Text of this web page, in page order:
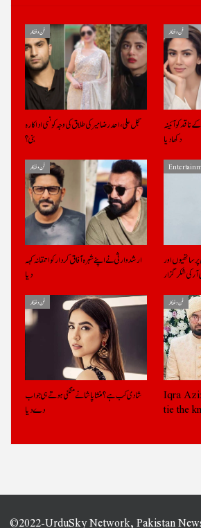
فن و فنکار
سجل علی، احد رضا میر کی طلاق کی وجہ کونسی اداکارہ
بنی؟
فن و فنکار
کو آئینہ
دکھادیا
فن و فنکار
ارشد وارثی نے اپنے شہرہ آفاق کردار کو احمقانہ کہہ
دیا
ساتھیوں اور
کی شکر گزار
فن و فنکار
شادی کب ہے؟ منشا پاشا نے منگنی ہوتے ہی جواب
دے دیا
فن و فنکار
Iqra
tie the
©2022-UrduSky Network, Pakistan